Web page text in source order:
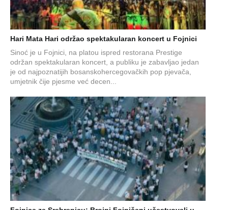
Hari Mata Hari održao spektakularan koncert u Fojnici
Sinoć je u Fojnici, na platou ispred restorana Prestige
održan spektakularan koncert, a publiku je zabavljao jedan
je od najpoznatijih bosanskohercegovačkih pop pjevača,
umjetnik čije pjesme već decen...